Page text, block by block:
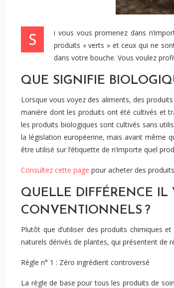
Si vous vous promenez dans
produits « verts » et ceux qui ne
dans votre bouche. Vous voulez
QUE SIGNIFIE
Lorsque vous voyez des aliments, des
manière dont les produits ont été cultivés et
les produits biologiques sont cultivés sans
la législation européenne, mais avant même
être utilisé sur l’étiquette de n’importe quel
Consultez cette page pour acheter des
QUELLE DIFFÉRENCE IL
CONVENTIONNELS ?
Plutôt que d’utiliser des produits chimiques
naturels dérivés de plantes, qui présentent de
Règle n° 1 : Zéro ingrédient controversé
La règle de base pour tous les produits de